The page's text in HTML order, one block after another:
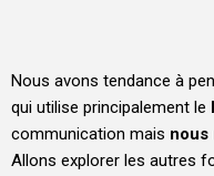
Nous avons tendance à
qui utilise principalement le
communication mais nous
Allons explorer les autres